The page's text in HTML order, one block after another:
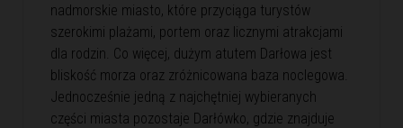
nadmorskie miasto, które przyciąga turystów
szerokimi plażami, portem oraz licznymi atrakcjami
dla rodzin. Co więcej, dużym atutem Darłowa jest
bliskość morza oraz zróżnicowana baza noclegowa.
Jednocześnie jedną z najchętniej wybieranych
części miasta pozostaje Darłówko, gdzie znajduje